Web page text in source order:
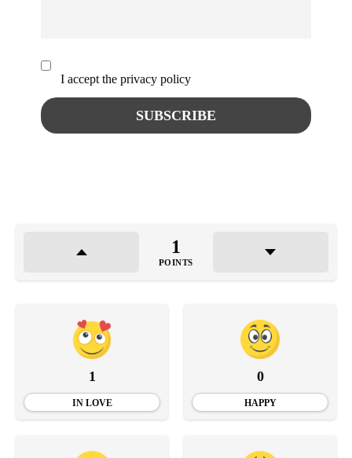
I accept the privacy policy
1
POINTS
1
IN LOVE
0
HAPPY